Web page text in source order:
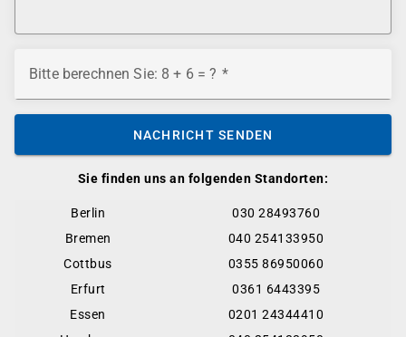
Sie finden uns an folgenden Standorten:
Berlin
030 28493760
Bremen
040 254133950
Cottbus
0355 86950060
Erfurt
0361 6443395
Essen
0201 24344410
Bitte berechnen Sie: 8 + 6 = ?
NACHRICHT SENDEN